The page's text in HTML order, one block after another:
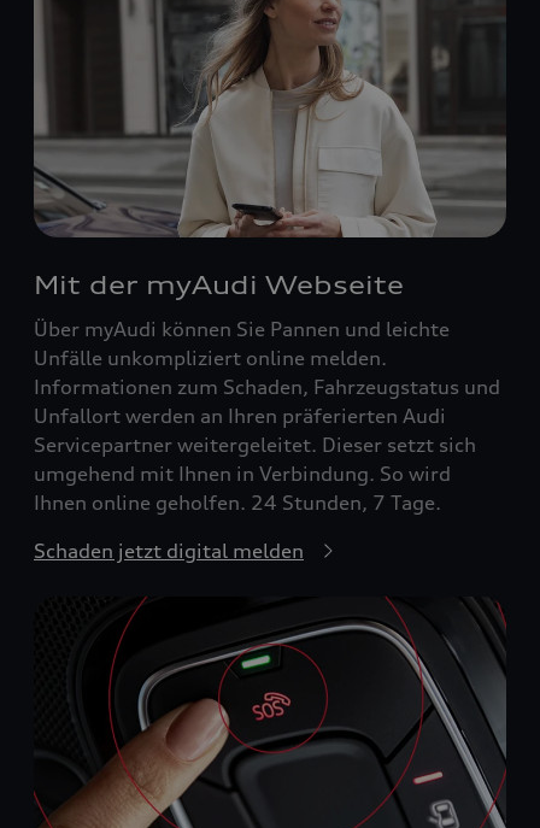
Mit der myAudi Webseite
Über myAudi können Sie Pannen und leichte
Unfälle unkompliziert online melden.
Informationen zum Schaden, Fahrzeugstatus und
Unfallort werden an Ihren präferierten Audi
Servicepartner weitergeleitet. Dieser setzt sich
umgehend mit Ihnen in Verbindung. So wird
Ihnen online geholfen. 24 Stunden, 7 Tage.
Schaden jetzt digital melden